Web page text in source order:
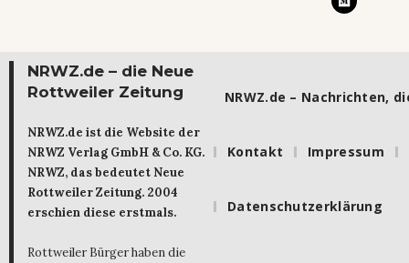
NRWZ.de – die Neue
Rottweiler Zeitung
NRWZ.de ist die Website der
NRWZ Verlag GmbH & Co. KG.
NRWZ, das bedeutet Neue
Rottweiler Zeitung. 2004
erschien diese erstmals.
Rottweiler Bürger haben die
NRWZ.de – Nachrichten,
Kontakt Impressum
Datenschutzerklärung